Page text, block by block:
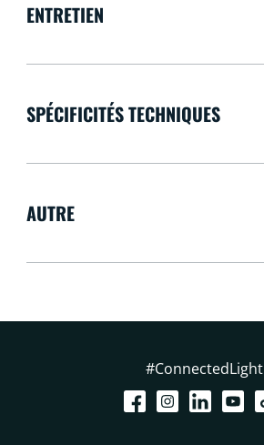
ENTRETIEN
SPÉCIFICITÉS TECHNIQUES
AUTRE
#ConnectedLight